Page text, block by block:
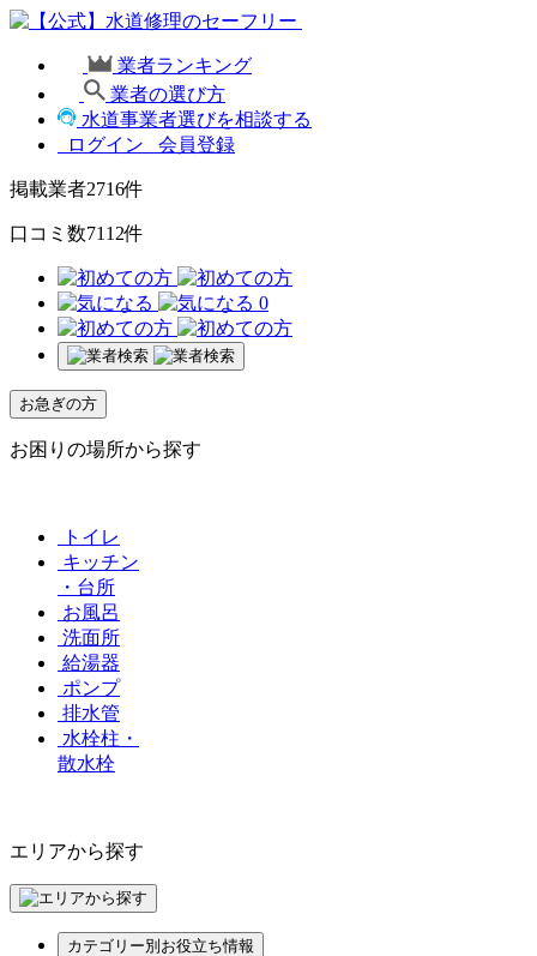
業者ランキング
業者の選び方
水道事業者選びを相談する
ログイン
会員登録
掲載業者2716件
口コミ数7112件
0
お急ぎの方
お困りの場所から探す
トイレ
キッチン
・台所
お風呂
洗面所
給湯器
ポンプ
排水管
水栓柱・
散水栓
エリアから探す
カテゴリー別お役立ち情報